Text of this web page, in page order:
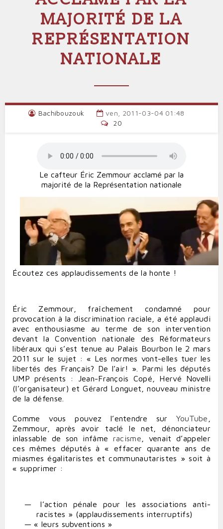
MAJORITÉ DE LA
REPRÉSENTATION
NATIONALE
Bachibouzouk
ven, 2011-03-04 01:48
20
Le cafteur Éric Zemmour acclamé par la
majorité de la Représentation nationale
Écoutez ces applaudissements de la honte !
Éric Zemmour, fraîchement condamné pour
provocation à la discrimination raciale, a été applaudi
avec enthousiasme au terme de son intervention
devant la Convention nationale des Réformateurs
libéraux qui s’est tenue au Palais Bourbon le 2 mars
2011 sur le sujet : « Les normes vont-elles tuer les
libertés des Français? De l’air! ». Parmi les députés
UMP présents : Jean-François Copé, Hervé Novelli
(l’organisateur) et Gérard Longuet, nouveau ministre
de la défense.
Comme vous pouvez l’entendre surYouTube
Zemmour, après avoir taclé le net, dénonciateur
inlassable de son infâme racisme , venait d’appeler
ces mêmes députés à « effacer quarante ans de
miasmes égalitaristes et communautaristes » soit à
« supprimer :
—
l’action pénale pour les associations anti-
racistes » (applaudissements interruptifs)
— « leurs subventions »